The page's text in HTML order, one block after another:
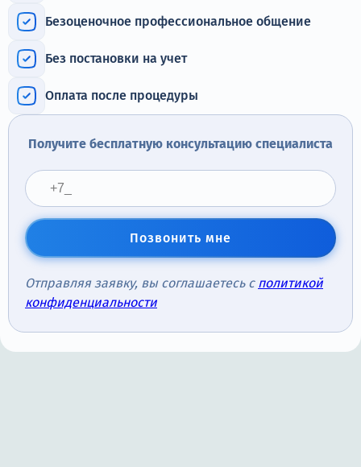
+7 (905) 483-87-88
Адрес call-центра
Челябинск, улица Горького, 24
Безоценочное профессиональное общение
Без постановки на учет
Оплата после процедуры
Получите бесплатную консультацию специалиста
Позвонить мне
Отправляя заявку, вы соглашаетесь с политикой
конфиденциальности